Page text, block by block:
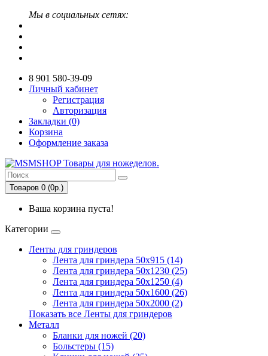
Мы в социальных сетях:
8 901 580-39-09
Личный кабинет
Регистрация
Авторизация
Закладки (0)
Корзина
Оформление заказа
Товаров 0 (0р.)
Ваша корзина пуста!
Категории
Ленты для гриндеров
Лента для гриндера 50х915 (14)
Лента для гриндера 50х1230 (25)
Лента для гриндера 50х1250 (4)
Лента для гриндера 50х1600 (26)
Лента для гриндера 50х2000 (2)
Показать все Ленты для гриндеров
Металл
Бланки для ножей (20)
Больстеры (15)